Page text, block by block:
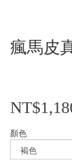
瘋馬皮
顏色